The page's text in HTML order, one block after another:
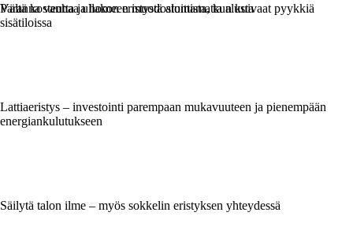
Vältä kosteutta ja homeen muodostumista, kun kuivaat pyykkiä
sisätiloissa
Lattiaeristys – investointi parempaan mukavuuteen ja pienempään
energiankulutukseen
Säilytä talon ilme – myös sokkelin eristyksen yhteydessä
Paranna vanhaa ullakon eristystä aloittamatta alusta